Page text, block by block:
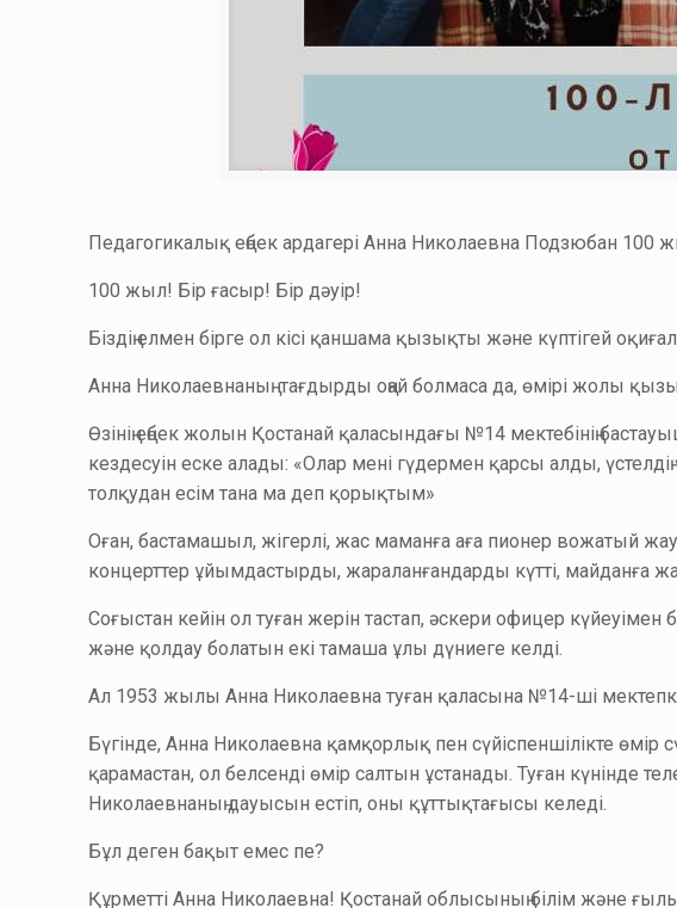
Педагогикалық еңбек ардагері Анна Николаевна Подзюбан 100
100 жыл! Бір ғасыр! Бір дәуір!
Біздің елмен бірге ол кісі қаншама қызықты және күптігей
Анна Николаевнаның тағдырды оңай болмаса да, өмірі жолы
Өзінің еңбек жолын Қостанай қаласындағы №14 мектебінің
кездесуін еске алады: «Олар мені гүдермен қарсы алды,
толқудан есім тана ма деп қорықтым»
Оған, бастамашыл, жігерлі, жас маманға аға пионер вожатый
концерттер ұйымдастырды, жараланғандарды күтті, майданға
Соғыстан кейін ол туған жерін тастап, әскери офицер
және қолдау болатын екі тамаша ұлы дүниеге келді.
Ал 1953 жылы Анна Николаевна туған қаласына №14-ші
Бүгінде, Анна Николаевна қамқорлық пен сүйіспеншілікте
қарамастан, ол белсенді өмір салтын ұстанады. Туған күнінде
Николаевнаның дауысын естіп, оны құттықтағысы келеді.
Бұл деген бақыт емес пе?
Құрметті Анна Николаевна! Қостанай облысының білім және